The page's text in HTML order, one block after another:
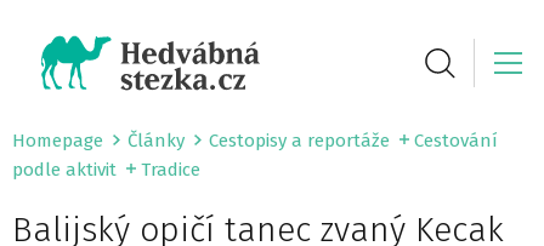
Homepage Články Cestopisy a reportáže
Cestování
podle aktivit
Tradice
Balijský opičí tanec zvaný Kecak